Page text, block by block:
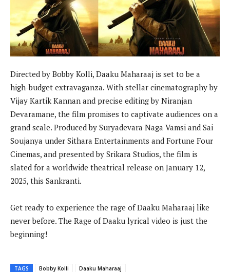
Directed by Bobby Kolli, Daaku Maharaaj is set to be a
high-budget extravaganza. With stellar cinematography by
Vijay Kartik Kannan and precise editing by Niranjan
Devaramane, the film promises to captivate audiences on a
grand scale. Produced by Suryadevara Naga Vamsi and Sai
Soujanya under Sithara Entertainments and Fortune Four
Cinemas, and presented by Srikara Studios, the film is
slated for a worldwide theatrical release on January 12,
2025, this Sankranti.
Get ready to experience the rage of Daaku Maharaaj like
never before. The Rage of Daaku lyrical video is just the
beginning!
TAGS Bobby Kolli Daaku Maharaaj